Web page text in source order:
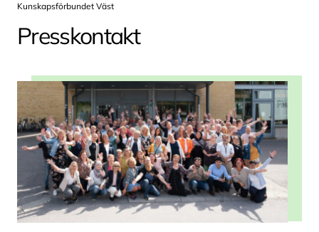
Kunskapsförbundet Väst
Presskontakt